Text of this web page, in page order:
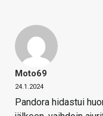
Moto69
24.1.2024
Pandora hidastui